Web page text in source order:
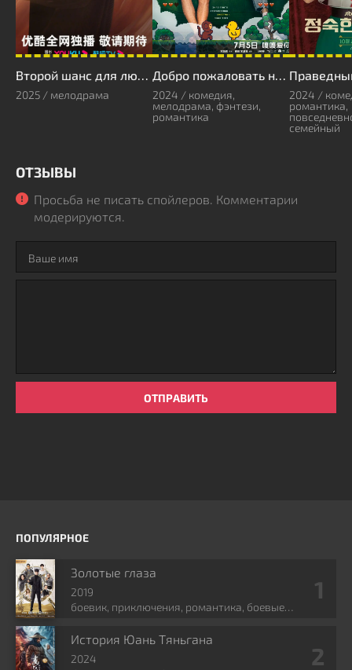
Второй шанс для любви
2025 / мелодрама
Добро пожаловать на мою сторону
2024 / комедия,
мелодрама, фэнтези,
романтика
2024 /
романтика,
семейный
ОТЗЫВЫ
Просьба не писать спойлеров. Комментарии
модерируются.
ОТПРАВИТЬ
ПОПУЛЯРНОЕ
Золотые глаза
2019
боевик, приключения, романтика, боевые
История Юань Тяньгана
2024